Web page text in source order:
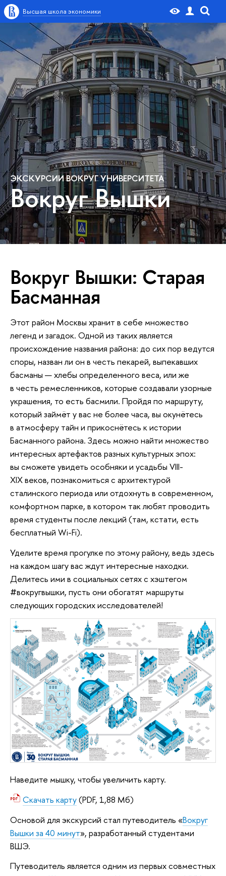
Высшая школа экономики
ЭКСКУРСИИ ВОКРУГ УНИВЕРСИТЕТА
Вокруг Вышки
Вокруг Вышки: Старая
Басманная
Этот район Москвы хранит в себе множество
легенд и загадок. Одной из таких является
происхождение названия района: до сих пор ведутся
споры, назван ли он в честь пекарей, выпекавших
басманы — хлебы определенного веса, или же
в честь ремесленников, которые создавали узорные
украшения, то есть басмили. Пройдя по маршруту,
который займёт у вас не более часа, вы окунётесь
в атмосферу тайн и прикоснётесь к истории
Басманного района. Здесь можно найти множество
интересных артефактов разных культурных эпох:
вы сможете увидеть особняки и усадьбы VIII-
XIX веков, познакомиться с архитектурой
сталинского периода или отдохнуть в современном,
комфортном парке, в котором так любят проводить
время студенты после лекций (там, кстати, есть
бесплатный Wi-Fi).
Уделите время прогулке по этому району, ведь здесь
на каждом шагу вас ждут интересные находки.
Делитесь ими в социальных сетях с хэштегом
#вокругвышки, пусть они обогатят маршруты
следующих городских исследователей!
Наведите мышку, чтобы увеличить карту.
Скачать карту(PDF, 1,88 Мб)
Основой для экскурсий стал путеводитель «Вокруг
Вышки за 40 минут», разработанный студентами
ВШЭ.
Путеводитель является одним из первых совместных